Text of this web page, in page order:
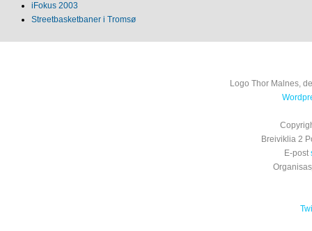
iFokus 2003
Streetbasketbaner i Tromsø
Logo Thor Malnes,
Breiviklia 2
E-post